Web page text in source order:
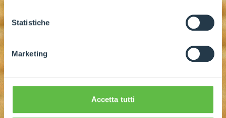
GDPR abbiamo predisposto una
apposita procedura.
Statistiche
Marketing
Accetta tutti